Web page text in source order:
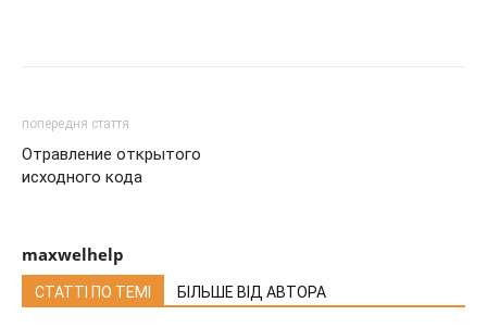
попередня стаття
Отравление открытого
исходного кода
maxwelhelp
СТАТТІ ПО ТЕМІ БІЛЬШЕ ВІД АВТОРА